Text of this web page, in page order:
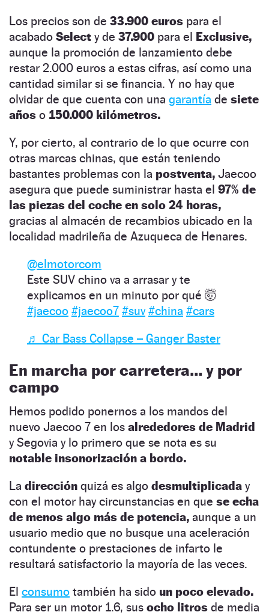
Los precios son de 33.900 euros para el
acabado Select y de 37.900 para el Exclusive,
aunque la promoción de lanzamiento debe
restar 2.000 euros a estas cifras, así como una
cantidad similar si se financia. Y no hay que
olvidar de que cuenta con una garantía de siete
años o 150.000 kilómetros.
Y, por cierto, al contrario de lo que ocurre con
otras marcas chinas, que están teniendo
bastantes problemas con la postventa, Jaecoo
asegura que puede suministrar hasta el 97% de
las piezas del coche en solo 24 horas,
gracias al almacén de recambios ubicado en la
localidad madrileña de Azuqueca de Henares.
@elmotorcom
Este SUV chino va a arrasar y te
explicamos en un minuto por qué 🤯
#jaecoo #jaecoo7 #suv #china #cars
♬ Car Bass Collapse – Ganger Baster
En marcha por carretera… y por
campo
Hemos podido ponernos a los mandos del
nuevo Jaecoo 7 en los alrededores de Madrid
y Segovia y lo primero que se nota es su
notable insonorización a bordo.
La dirección quizá es algo desmultiplicada y
con el motor hay circunstancias en que se echa
de menos algo más de potencia, aunque a un
usuario medio que no busque una aceleración
contundente o prestaciones de infarto le
resultará satisfactorio la mayoría de las veces.
El consumo también ha sido un poco elevado.
Para ser un motor 1.6, sus ocho litros de media